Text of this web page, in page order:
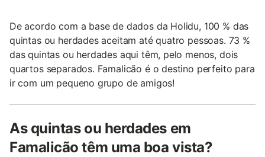
De acordo com a base de dados da Holidu, 100 % das
quintas ou herdades aceitam até quatro pessoas. 73 %
das quintas ou herdades aqui têm, pelo menos, dois
quartos separados. Famalicão é o destino perfeito para
ir com um pequeno grupo de amigos!
As quintas ou herdades em
Famalicão têm uma boa vista?